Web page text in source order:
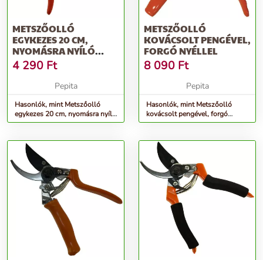
METSZŐOLLÓ
EGYKEZES 20 CM,
NYOMÁSRA NYÍLÓ
JAPÁN PENGÉVEL
4 290 Ft
Pepita
Hasonlók, mint Metszőolló
egykezes 20 cm, nyomásra nyíló
japán pengével
METSZŐOLLÓ
KOVÁCSOLT PENGÉVEL,
FORGÓ NYÉLLEL
8 090 Ft
Pepita
Hasonlók, mint Metszőolló
kovácsolt pengével, forgó
nyéllel